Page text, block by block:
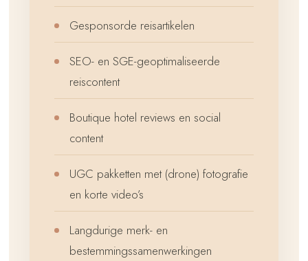
Gesponsorde reisartikelen
SEO- en SGE-geoptimaliseerde
reiscontent
Boutique hotel reviews en social
content
UGC pakketten met (drone) fotografie
en korte video’s
Langdurige merk- en
bestemmingssamenwerkingen